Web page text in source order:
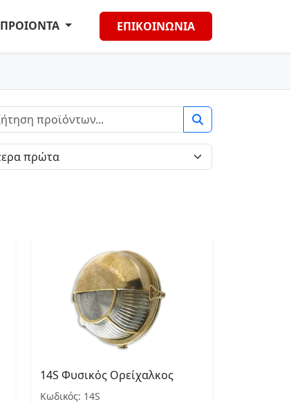
ΠΡΟΙΟΝΤΑ ΕΠΙΚΟΙΝΩΝΙΑ
14S Φυσικός Ορείχαλκος
Κωδικός: 14S